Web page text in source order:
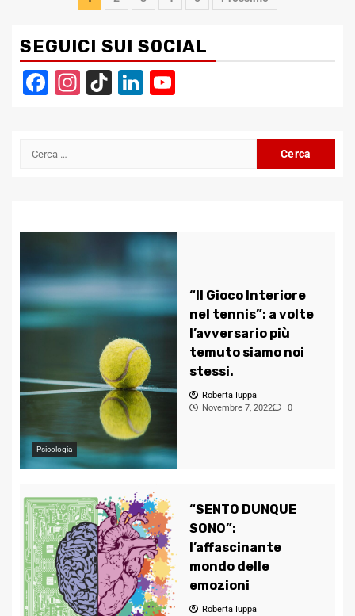
SEGUICI SUI SOCIAL
Facebook
Instagram
TikTokLinkedIn
Ricerca
Psicologia
“Il Gioco Interiore
nel tennis”: a volte
l’avversario più
temuto siamo noi
stessi.
Roberta Iuppa
Novembre 7, 2022
0
“SENTO DUNQUE
SONO”:
l’affascinante
mondo delle
emozioni
Roberta Iuppa